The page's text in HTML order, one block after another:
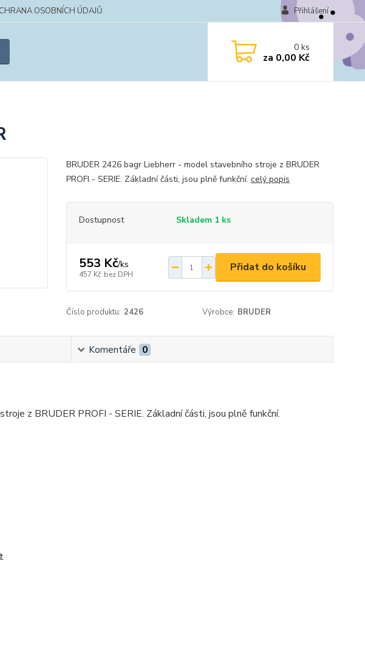
OSOBNÍCH ÚDAJŮ Přihlášení
0ks
za 0,00 Kč
BRUDER 2426 bagr Liebherr - model stavebního stroje z BRUDER
PROFI - SERIE. Základní části, jsou plně funkční. celý popis
Dostupnost Skladem 1 ks
553 Kč/ks
457 Kč bez DPH
Přidat do košíku
Číslo produktu: 2426 Výrobce: BRUDER
Komentáře 0
z BRUDER PROFI - SERIE. Základní části, jsou plně funkční.